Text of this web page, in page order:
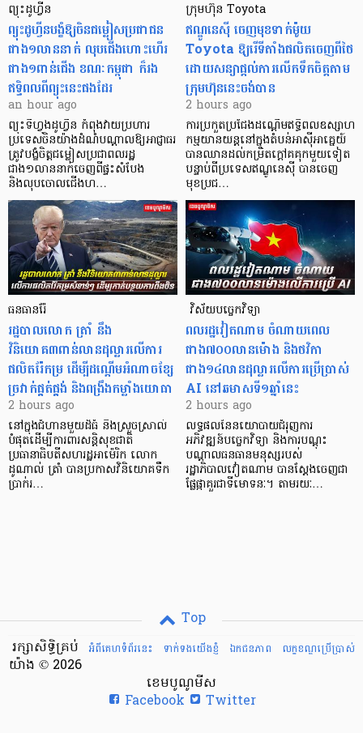
ព្យុះដូហ្វីន
ព្យុះដូហ្វីនបង្ខំឱ្យចិនជម្លៀសប្រជាជន
ជាង១លាននាក់ លុបជើងហោះហើរ
ជាង១ពាន់ជើង ខណៈកម្ពុជា ក៏រង
ឥទ្ធិពលពីព្យុះនេះផងដែរ
an hour ago
ព្យុះទីហ្វុងដូហ្វីន កំពុងវាយប្រហារ
ប្រទេសចិនយ៉ាងដំណំបណ្តាលឱ្យអាជ្ញាធរ
ត្រូវបង្ខំចិត្តជម្លៀសប្រជាពលរដ្ឋ
ជាង១លាននាក់ចេញពីផ្ទះសំបែង
និងលុបចោលជើងហ…
ក្រុមហ៊ុន Toyota
ឥណ្ឌូនេស៊ី ចេញមុខទាក់ម៉ូយ
Toyota ឱ្យរើទីតាំងផលិតចេញពីថៃ
ដោយសន្យាផ្តល់ការលើកទឹកចិត្តតាម
ក្រុមហ៊ុននេះចង់បាន
2 hours ago
ការប្រកួតប្រជែងដណ្តើមឥទ្ធិពលឧស្សាហ
កម្មយានយន្តនៅក្នុងតំបន់អាស៊ីអាគ្នេយ៍
បានឈានដល់កម្រិតក្ដៅគគុកមួយទៀត
បន្ទាប់ពីប្រទេសឥណ្ឌូនេស៊ី បានចេញ
មុខប្រជ…
ធនធានរ៉ែ
​រដ្ឋបាលលោក ត្រាំ នឹង​
វិនិយោគ៣ពាន់លានដុល្លារលើការ
ផលិតរ៉ែកម្រ ដើម្បីដណ្តើមអំណាចខ្សែ
ច្រវាក់ផ្គត់ផ្គង់ និងពង្រឹងកម្លាំងយោធា
2 hours ago
នៅក្នុងជំហានមួយដ៏ធំ និងស្រួចស្រាល់
បំផុតដើម្បីការពារសន្តិសុខជាតិ
ប្រធានាធិបតីសហរដ្ឋអាម៉េរិក លោក
ដូណាល់ ត្រាំ បានប្រកាសវិនិយោគទឹក
ប្រាក់រ…
​​​​​​​​​​​​​​​​​​​​​​​​​​​​​ វិស័យបច្ចេកវិទ្យា
ពលរដ្ឋវៀតណាម ​ចំណាយពេល
ជាង៧០០លានម៉ោង និងថវិកា
ជាង១៤លានដុល្លារលើការប្រើប្រាស់
AI នៅឆមាសទី១ឆ្នាំនេះ
2 hours ago
លទ្ធផលនៃនយោបាយជំរុញការ
អភិវឌ្ឍន៍បច្ចេកវិទ្យា និងការបណ្តុះ
បណ្តាលធនធានមនុស្សរបស់
រដ្ឋាភិបាលវៀតណាម បានស្តែងចេញជា
ផ្លែផ្កាគួរជាទីមោទនៈ។ តាមរយៈ…
Top
អំពីគេហទំព័រនេះ
ទាក់ទងយើងខ្ញំ ឯកជនភាព លក្ខខណ្ឌ​ប្រើ​ប្រាស់
រក្សាសិទ្ធិគ្រប់
យ៉ាង © 2026
ខេមបូណូមីស
Facebook
Twitter